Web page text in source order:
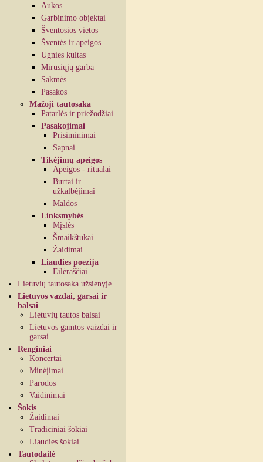
Aukos
Garbinimo objektai
Šventosios vietos
Šventės ir apeigos
Ugnies kultas
Mirusiųjų garba
Sakmės
Pasakos
Mažoji tautosaka
Patarlės ir priežodžiai
Pasakojimai
Prisiminimai
Sapnai
Tikėjimų apeigos
Apeigos - ritualai
Burtai ir
užkalbėjimai
Maldos
Linksmybės
Mįslės
Šmaikštukai
Žaidimai
Liaudies poezija
Eilėraščiai
Lietuvių tautosaka užsienyje
Lietuvos vazdai, garsai ir
balsai
Lietuvių tautos balsai
Lietuvos gamtos vaizdai ir
garsai
Renginiai
Koncertai
Minėjimai
Parodos
Vaidinimai
Šokis
Žaidimai
Tradiciniai šokiai
Liaudies šokiai
Tautodailė